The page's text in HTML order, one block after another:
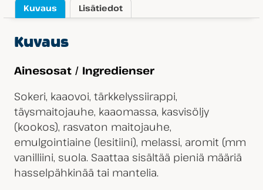
Kuvaus Lisätiedot
Kuvaus
Ainesosat / Ingredienser
Sokeri, kaaovoi, tärkkelyssiirappi,
täysmaitojauhe, kaaomassa, kasvisöljy
(kookos), rasvaton maitojauhe,
emulgointiaine (lesitiini), melassi, aromit (mm
vanilliini, suola. Saattaa sisältää pieniä määriä
hasselpähkinää tai mantelia.